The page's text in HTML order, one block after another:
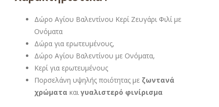
Δώρο Αγίου Βαλεντίνου Κερί Ζευγάρι Φιλί με
Ονόματα
Δώρα για ερωτευμένους,
Δώρο Αγίου Βαλεντίνου με Ονόματα,
Κερί για ερωτευμένους
Πορσελάνη υψηλής ποιότητας με ζωντανά
χρώματα και γυαλιστερό φινίρισμα